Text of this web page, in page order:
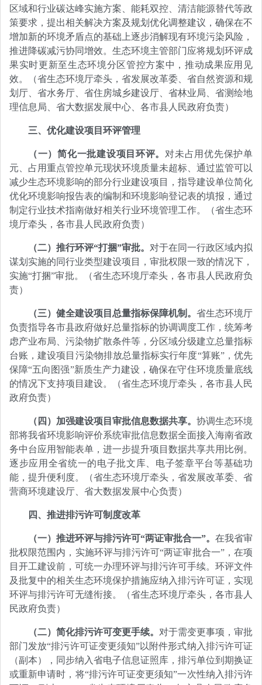
区域和行业碳达峰实施方案、能耗双控、清洁能源替代等政
策要求，提出相关解决方案及规划优化调整建议，确保在不
增加新的环境矛盾点的基础上逐步消解现有环境污染风险，
推进降碳减污协同增效。生态环境主管部门应将规划环评成
果实时更新至生态环境分区管控方案中，推动成果应用见
效。（省生态环境厅牵头，省发展改革委、省自然资源和规
划厅、省水务厅、省住房城乡建设厅、省林业局、省测绘地
理信息局、省大数据发展中心、各市县人民政府负责）
三、优化建设项目环评管理
（一）简化一批建设项目环评。 对未占用优先保护单
元、占用重点管控单元现状环境质量未超标、通过监管可以
减少生态环境影响的部分行业建设项目，指导建设单位简化
优化环境影响报告表的编制和环境影响登记表的填报，通过
制定行业技术指南做好相关行业环境管理工作。（省生态环
境厅牵头，各市县人民政府负责）
（二）推行环评“打捆”审批。 对于在同一行政区域内拟
谋划实施的同行业类型建设项目，审批权限一致的情况下，
实施“打捆”审批。（省生态环境厅牵头，各市县人民政府负
责）
（三）健全建设项目总量指标保障机制。 省生态环境厅
负责指导各市县政府做好总量指标的协调调度工作，统筹考
虑产业布局、污染物扩散条件等，分区域分级建立总量指标
台账，建设项目污染物排放总量指标实行年度“算账”，优先
保障“五向图强”新质生产力建设，确保在守住环境质量底线
的情况下支持项目建设。（省生态环境厅牵头，各市县人民
政府负责）
（四）加强建设项目审批信息数据共享。 协调生态环境
部将我省环境影响评价系统审批信息数据全面接入海南省政
务中台应用智能表单，进一步提升项目数据共享共用比例。
逐步应用全省统一的电子批文库、电子签章平台等基础功
能，提升便利度。（省生态环境厅牵头，省发展改革委、省
营商环境建设厅、省大数据发展中心负责）
四、推进排污许可制度改革
（一）推进环评与排污许可“两证审批合一”。 在我省审
批权限范围内，实施环评与排污许可“两证审批合一”，在项
目开工建设前，可统一办理环评与排污许可手续。环评文件
及批复中的相关生态环境保护措施应纳入排污许可证，实现
环评与排污许可无缝衔接。（省生态环境厅牵头，各市县人
民政府负责）
（二）简化排污许可变更手续。 对于需变更事项，审批
部门发放“排污许可证变更须知”以附件形式纳入排污许可证
（副本），同步纳入省电子信息证照库，排污单位到期换证
或重新申请时，将“排污许可证变更须知”一次性纳入排污许